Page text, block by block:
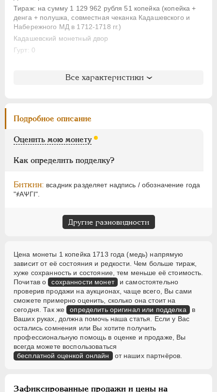
Тираж: на сумму 1 129 962 рубля 51 копейка (копейка +
денга + полушка, совместная чеканка Кадашевского и
Набережного МД в 1712-1718 гг.)
Кадашевский монетный двор
Гурт: 0
Уздеников: 2343 (черта)
Семёнов: 203-6300
Брекке: 232 (черта, (75$)
Все характеристики
Подробное описание
Оценить мою монету
Как определить подделку?
Биткин: всадник разделяет надпись / обозначение года
"҂АѰГI".
Другие разновидности
Цена монеты 1 копейка 1713 года (медь) напрямую
зависит от её состояния и редкости. Чем больше тираж,
хуже сохранность и состояние, тем меньше её стоимость.
Почитав о сохранности монет и самостоятельно
проверив продажи на аукционах, чаще всего, Вы сами
сможете примерно оценить, сколько она стоит на
сегодня. Так же определить оригинал или подделка в
Ваших руках, должна помочь наша статья. Если у Вас
остались сомнения или Вы хотите получить
профессиональную помощь в оценке и продаже, Вы
всегда можете воспользоваться
бесплатной оценкой онлайн от наших партнёров.
Зафиксированные продажи и цены на
НИКОЛАЙ I 1826-1855
АЛЕКСАНДР II 1855-1881
АЛЕКСАНДР III 1881-1894
НИКОЛАЙ II
ИНОСТРАННЫЕ 1768-1918